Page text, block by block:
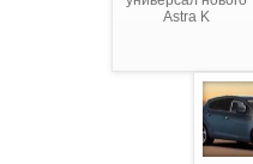
Astra K